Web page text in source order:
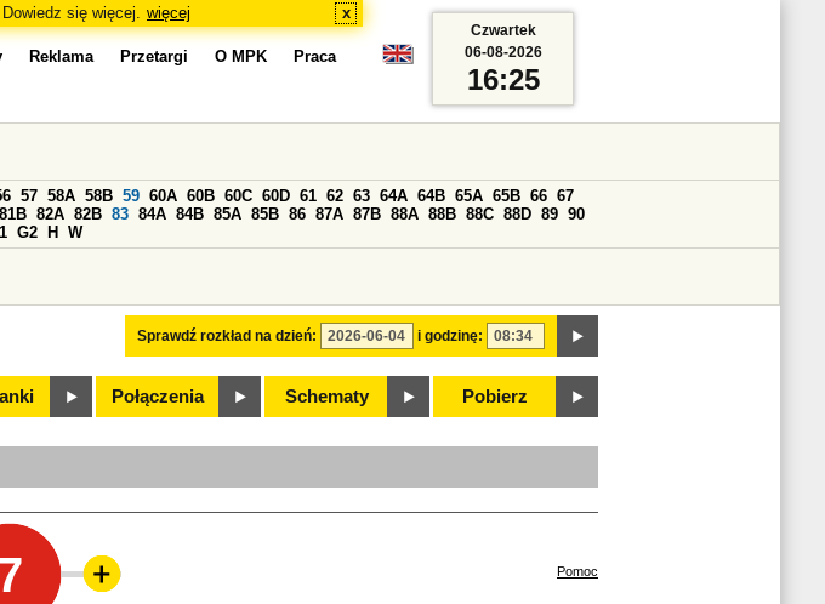
się więcej. więcej x
Reklama Przetargi O MPK Praca
Sprawdź rozkład na dzień: i godzinę:
57 58A 58B 59 60A 60B 60C 60D 61 62 63 64A 64B 65A 65B 66 67
81B 82A 82B 83 84A 84B 85A 85B 86 87A 87B 88A 88B 88C 88D 89 90
G2 H W
Połączenia Schematy Pobierz
Czwartek
06-08-2026
16:25
Pomoc